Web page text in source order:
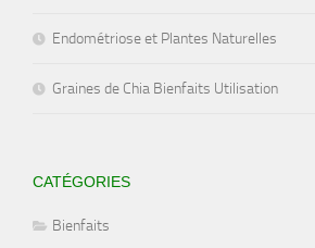
Endométriose et Plantes Naturelles
Graines de Chia Bienfaits Utilisation
CATÉGORIES
Bienfaits